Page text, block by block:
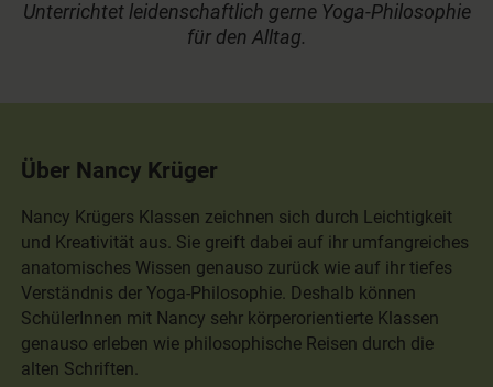
Unterrichtet leidenschaftlich gerne Yoga-Philosophie
für den Alltag.
Über Nancy Krüger
Nancy Krügers Klassen zeichnen sich durch Leichtigkeit
und Kreativität aus. Sie greift dabei auf ihr umfangreiches
anatomisches Wissen genauso zurück wie auf ihr tiefes
Verständnis der Yoga-Philosophie. Deshalb können
SchülerInnen mit Nancy sehr körperorientierte Klassen
genauso erleben wie philosophische Reisen durch die
alten Schriften.